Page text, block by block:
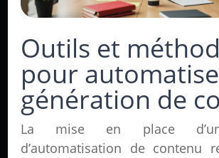
Outils et
pour
génération de
La mise en place
d’automatisation de contenu